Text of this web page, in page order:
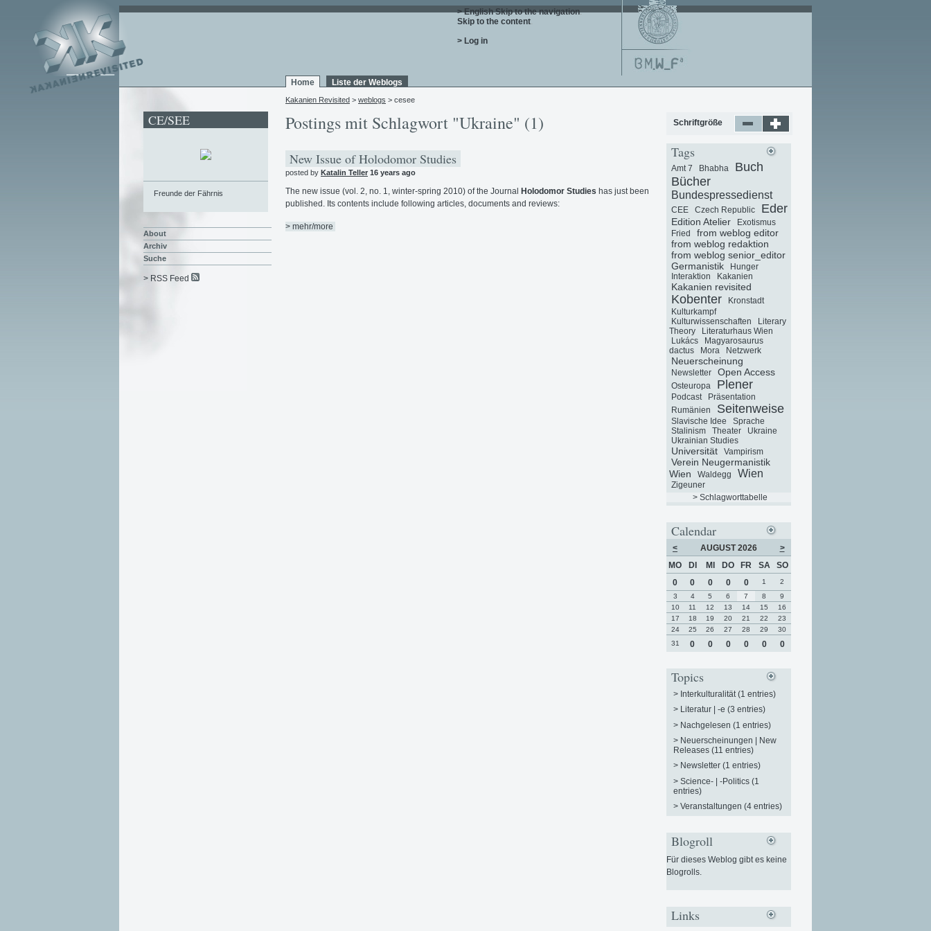
> English Skip to the navigation.
Skip to the content.
> Log in
Home Liste der Weblogs
Kakanien Revisited > weblogs > cesee
Postings mit Schlagwort "Ukraine" (1)
New Issue of Holodomor Studies
posted by Katalin Teller 16 years ago
The new issue (vol. 2, no. 1, winter-spring 2010) of the Journal Holodomor Studies has just been
published. Its contents include following articles, documents and reviews:
> mehr/more
CE/SEE
Freunde der Fährnis
About
Archiv
Suche
> RSS Feed
Schriftgröße
Tags
Amt 7 Bhabha
Buch
Bücher
Bundespressedienst
CEE Czech Republic Eder
Edition Atelier
Exotismus
Fried
from weblog editor
from weblog redaktion
from weblog senior_editor
Germanistik
Hunger
Interaktion
Kakanien
Kakanien revisited
Kobenter
Kronstadt
Kulturkampf
Kulturwissenschaften
Literary
Theory
Literaturhaus Wien
Lukács
Magyarosaurus
dactus
Mora Netzwerk
Neuerscheinung
Newsletter Open Access
Osteuropa Plener
Podcast
Präsentation
Rumänien
Seitenweise
Slavische Idee
Sprache
Stalinism
Theater
Ukraine
Ukrainian Studies
Universität Vampirism
Verein Neugermanistik
Wien
Waldegg Wien
Zigeuner
> Schlagworttabelle
Calendar
< AUGUST 2026
>
MO
DI MI DO FR SA
SO
0
0 0 0 0 1
2
3
4 5 6 7 8
9
10
11 12 13 14 15
16
17
18 19 20 21 22
23
24
25 26 27 28 29
30
31
0 0 0 0 0 0
Topics
> Interkulturalität (1 entries)
> Literatur | -e (3 entries)
> Nachgelesen (1 entries)
> Neuerscheinungen | New
Releases (11 entries)
> Newsletter (1 entries)
> Science- | -Politics (1
entries)
> Veranstaltungen (4 entries)
Blogroll
Für dieses Weblog gibt es keine
Blogrolls.
Links